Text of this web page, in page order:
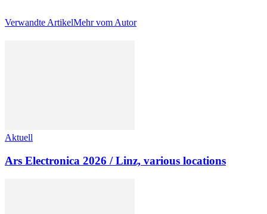
Verwandte ArtikelMehr vom Autor
Aktuell
Ars Electronica 2026 / Linz, various locations